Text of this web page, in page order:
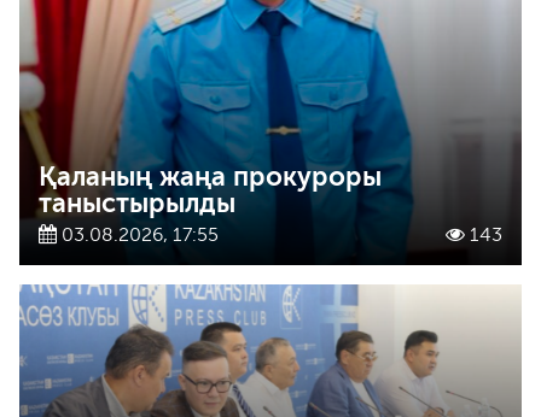
Қаланың жаңа прокуроры
таныстырылды
03.08.2026, 17:55 143